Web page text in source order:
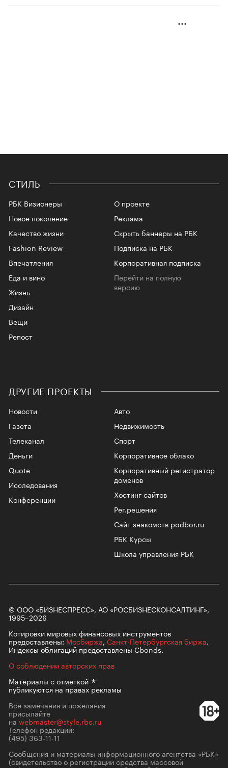
СТИЛЬ
РБК Визионеры
Новое поколение
Качество жизни
Fashion Review
Впечатления
Еда и вино
Жизнь
Дизайн
Вещи
Репост
О проекте
Реклама
Скрыть баннеры на РБК
Подписка на РБК
Корпоративная подписка
Перейти на полную
версию
ДРУГИЕ ПРОЕКТЫ
Новости
Газета
Телеканал
Авто
Недвижимость
Спорт
Корпоративное облако
Корпоративный регистратор
доменов
Хостинг сайтов
Рег.решения
Сайт знакомств podbor.ru
РБК Курсы
Школа управления РБК
Деньги
Quote
Исследования
Конференции
© ООО «БИЗНЕСПРЕСС», АО «РОСБИЗНЕСКОНСАЛТИНГ»,
1995–2026
Котировки мировых финансовых инструментов
предоставлены: Мосбиржа, Санкт-Петербургская биржа.
Индексы облигаций предоставлены Cbonds.
О соблюдении авторских прав
Материалы сотметкой
публикуются на правах рекламы
Все замечания и пожелания
присылайте
на webmaster@style.rbc.ru
Телефон редакции:
(495) 363-11-11
Сообщения и материалы информационного агентства «РБК»
(свидетельство о регистрации средства массовой